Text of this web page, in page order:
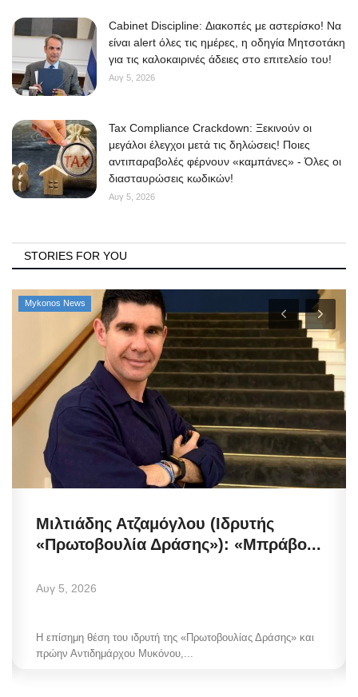
Cabinet Discipline: Διακοπές με αστερίσκο! Να
είναι alert όλες τις ημέρες, η οδηγία Μητσοτάκη
για τις καλοκαιρινές άδειες στο επιτελείο του!
Αυγ 5, 2026
Tax Compliance Crackdown: Ξεκινούν οι
μεγάλοι έλεγχοι μετά τις δηλώσεις! Ποιες
αντιπαραβολές φέρνουν «καμπάνες» - Όλες οι
διασταυρώσεις κωδικών!
Αυγ 5, 2026
STORIES FOR YOU
Mykonos News
Μιλτιάδης Ατζαμόγλου (Ιδρυτής
«Πρωτοβουλία Δράσης»): «Μπράβο...
Αυγ 5, 2026
Η επίσημη θέση του ιδρυτή της «Πρωτοβουλίας Δράσης» και
πρώην Αντιδημάρχου Μυκόνου,...